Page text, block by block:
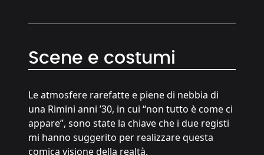
Scene e costumi
Le atmosfere rarefatte e piene di nebbia di
una Rimini anni ’30, in cui “non tutto è come ci
appare”, sono state la chiave che i due registi
mi hanno suggerito per realizzare questa
comica visione della realtà.